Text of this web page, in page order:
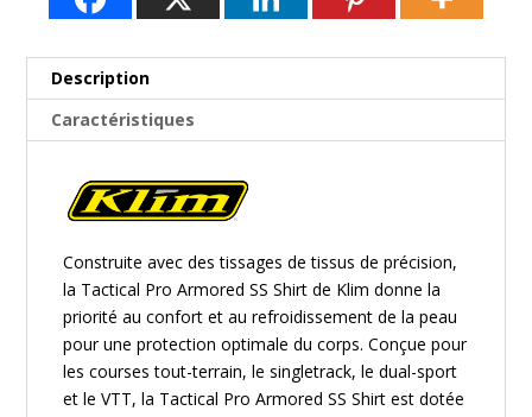
Description
Caractéristiques
Construite avec des tissages de tissus de précision,
la Tactical Pro Armored SS Shirt de Klim donne la
priorité au confort et au refroidissement de la peau
pour une protection optimale du corps. Conçue pour
les courses tout-terrain, le singletrack, le dual-sport
et le VTT, la Tactical Pro Armored SS Shirt est dotée